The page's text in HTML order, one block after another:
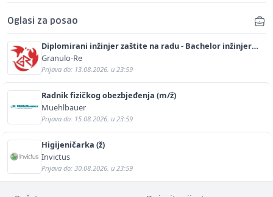
Oglasi za posao
Diplomirani inžinjer zaštite na radu - Bachelor inžinjer
sigurnosti i pomoći (m/ž)
Granulo-Re
Prijava do: 13.08.2026. u 23:59
Radnik fizičkog obezbjeđenja (m/ž)
Muehlbauer
Prijava do: 15.08.2026. u 23:59
Higijeničarka (ž)
Invictus
Prijava do: 30.08.2026. u 23:59